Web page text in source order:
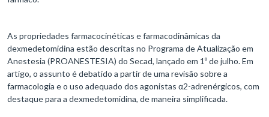
As propriedades farmacocinéticas e farmacodinâmicas da
dexmedetomidina estão descritas no Programa de Atualização em
Anestesia (PROANESTESIA) do Secad, lançado em 1º de julho. Em
artigo, o assunto é debatido a partir de uma revisão sobre a
farmacologia e o uso adequado dos agonistas α2-adrenérgicos, com
destaque para a dexmedetomidina, de maneira simplificada.